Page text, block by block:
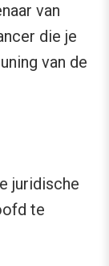
van
die je
van de
juridische
te